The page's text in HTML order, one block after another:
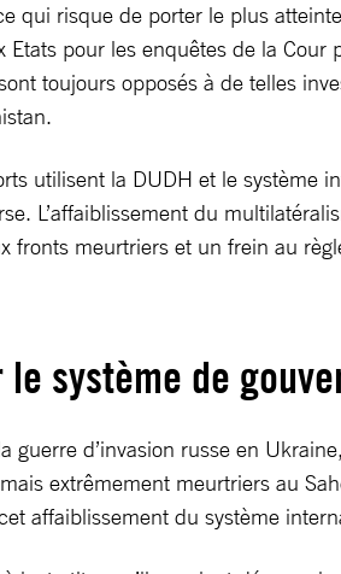
qui risque de porter le plus
Etats pour les enquêtes de la
toujours opposés à de telles
utilisent la DUDH et le
L’affaiblissement du
fronts meurtriers et un frein au
système de
guerre d’invasion russe en
extrêmement meurtriers au
affaiblissement du système